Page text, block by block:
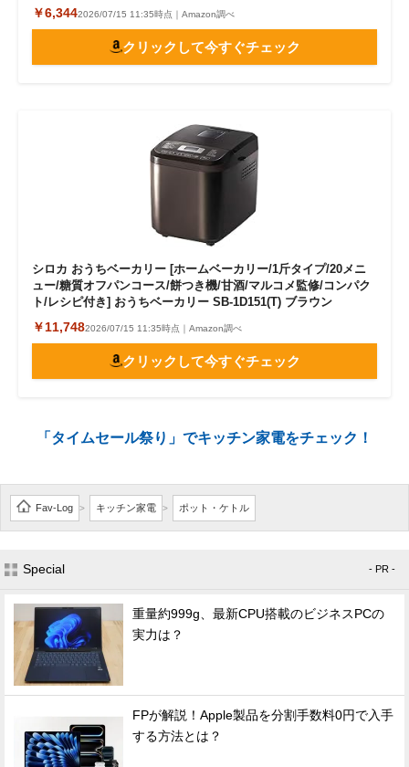
￥6,3442026/07/15 11:35時点｜Amazon調べ
クリックして今すぐチェック
シロカ おうちベーカリー [ホームベーカリー/1斤タイプ/20メニ
ュー/糖質オフパンコース/餅つき機/甘酒/マルコメ監修/コンパク
ト/レシピ付き] おうちベーカリー SB-1D151(T) ブラウン
￥11,7482026/07/15 11:35時点｜Amazon調べ
クリックして今すぐチェック
「タイムセール祭り」でキッチン家電をチェック！
Fav-Log > キッチン家電 > ポット・ケトル
Special - PR -
重量約999g、最新CPU搭載のビジネスPCの
実力は？
FPが解説！Apple製品を分割手数料0円で入手
する方法とは？